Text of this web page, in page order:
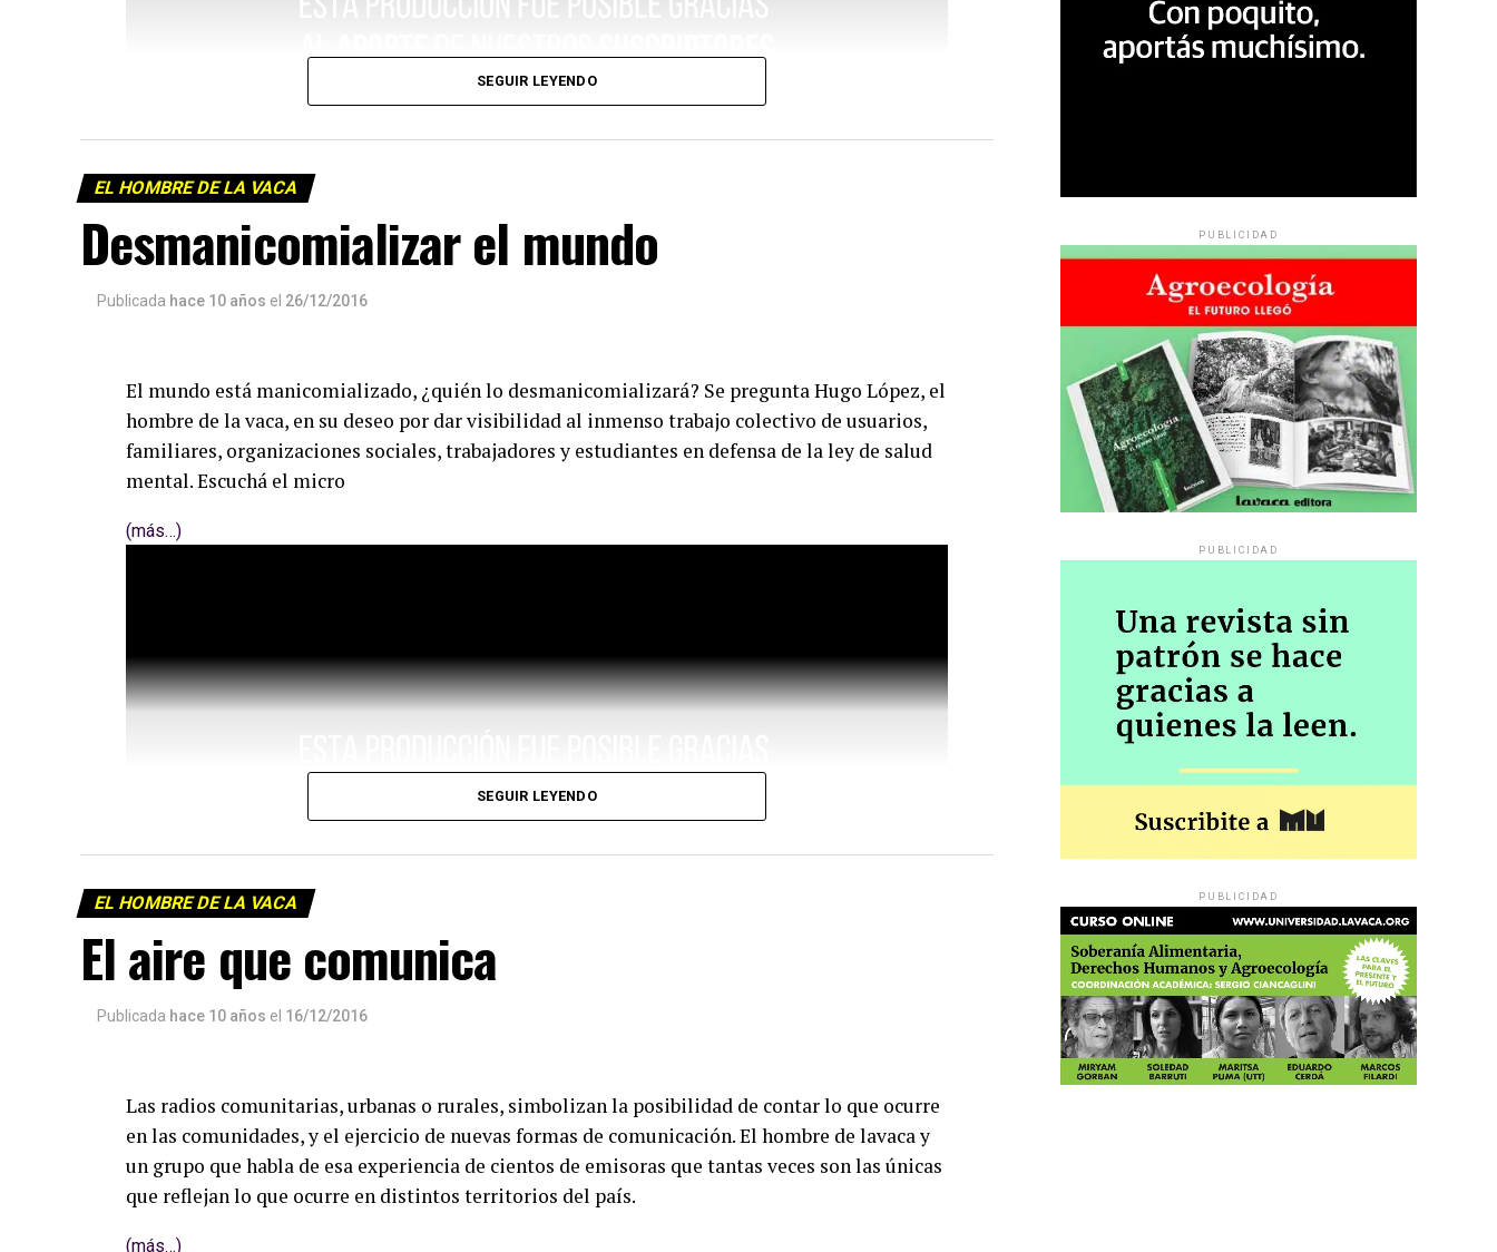
SEGUIR LEYENDO
EL HOMBRE DE LA VACA
Desmanicomializar el mundo
Publicada hace 10 años el 26/12/2016
El mundo está manicomializado, ¿quién lo desmanicomializará? Se pregunta Hugo López, el
hombre de la vaca, en su deseo por dar visibilidad al inmenso trabajo colectivo de usuarios,
familiares, organizaciones sociales, trabajadores y estudiantes en defensa de la ley de salud
mental. Escuchá el micro
(más…)
SEGUIR LEYENDO
EL HOMBRE DE LA VACA
El aire que comunica
Publicada hace 10 años el 16/12/2016
Las radios comunitarias, urbanas o rurales, simbolizan la posibilidad de contar lo que ocurre
en las comunidades, y el ejercicio de nuevas formas de comunicación. El hombre de lavaca y
un grupo que habla de esa experiencia de cientos de emisoras que tantas veces son las únicas
que reflejan lo que ocurre en distintos territorios del país.
(más…)
PUBLICIDAD
PUBLICIDAD
PUBLICIDAD